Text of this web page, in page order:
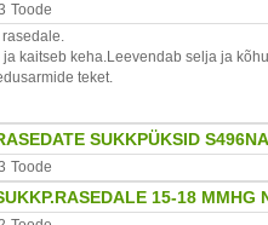
Toode
ja kaitseb keha.Leevendab selja ja
teket.
46%,elastaan 18%.
116-124cm.
SUKKPÜKSID
Toode
15-18 MMHG